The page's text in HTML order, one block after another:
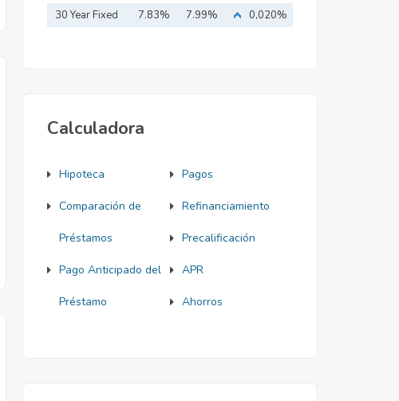
Mortgage
30 Year Fixed
7.83% 7.99% 0,020%
Calculadora
Hipoteca Pagos
Comparación de
Préstamos
Refinanciamiento
Precalificación
Pago Anticipado del
Préstamo
APR
Ahorros